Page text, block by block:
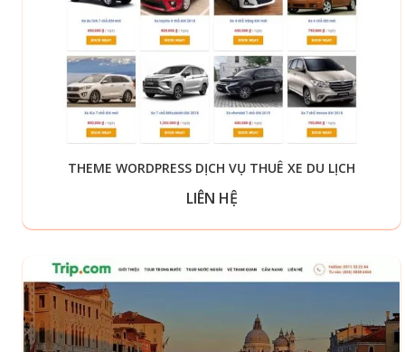
THEME WORDPRESS DỊCH VỤ THUÊ XE DU LỊCH
LIÊN HỆ